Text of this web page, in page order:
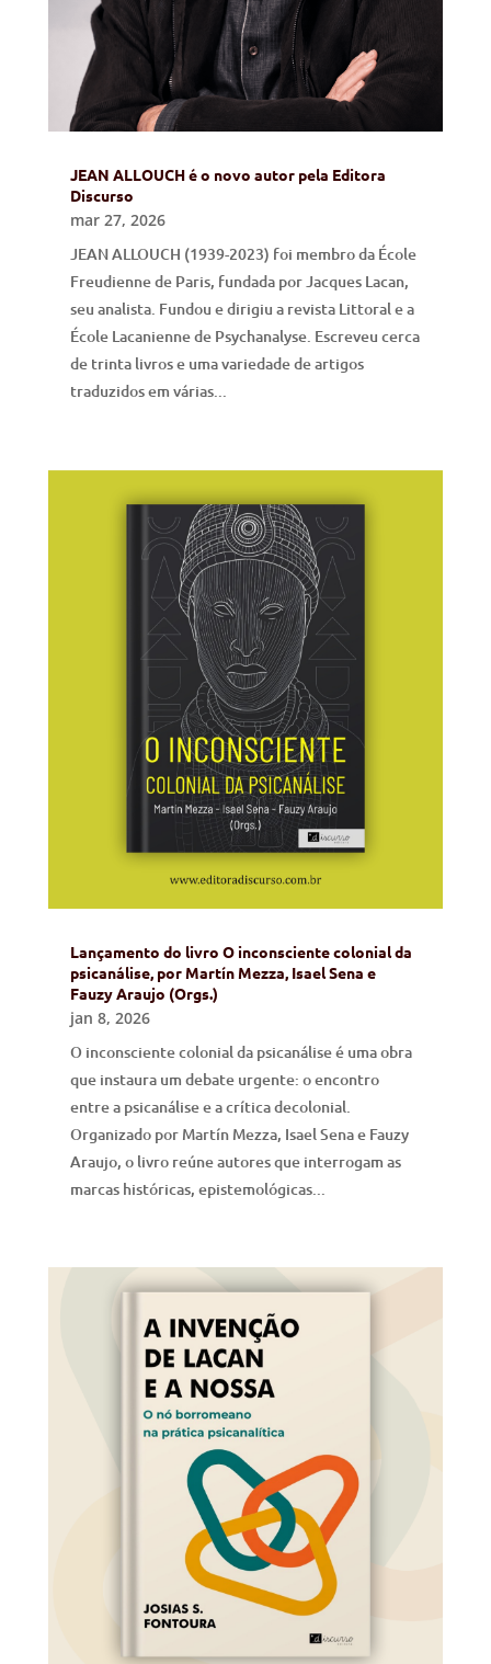
JEAN ALLOUCH é o novo autor pela Editora
Discurso
mar 27, 2026
JEAN ALLOUCH (1939-2023) foi membro da École
Freudienne de Paris, fundada por Jacques Lacan,
seu analista. Fundou e dirigiu a revista Littoral e a
École Lacanienne de Psychanalyse. Escreveu cerca
de trinta livros e uma variedade de artigos
traduzidos em várias...
Lançamento do livro O inconsciente colonial da
psicanálise, por Martín Mezza, Isael Sena e
Fauzy Araujo (Orgs.)
jan 8, 2026
O inconsciente colonial da psicanálise é uma obra
que instaura um debate urgente: o encontro
entre a psicanálise e a crítica decolonial.
Organizado por Martín Mezza, Isael Sena e Fauzy
Araujo, o livro reúne autores que interrogam as
marcas históricas, epistemológicas...